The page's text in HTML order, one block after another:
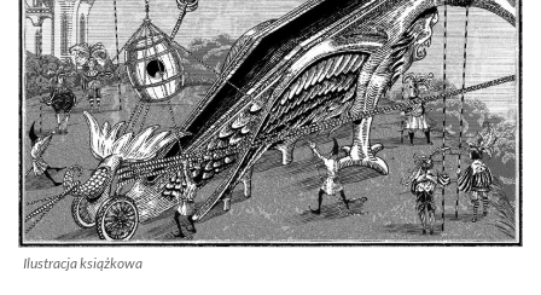
Ilustracja książkowa